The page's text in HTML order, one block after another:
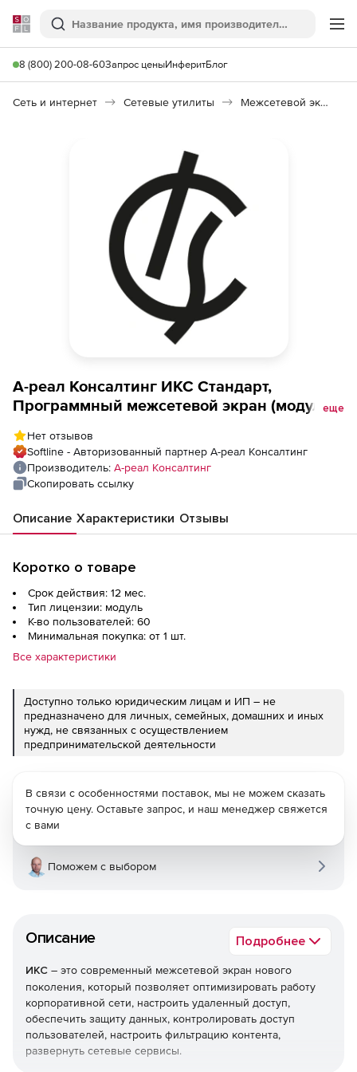
Softline
Поиск
8 (800) 200-08-60Запрос ценыИнферитБлог
Сеть и интернет Сетевые утилиты Межсетевой экран ИКС
А-реал Консалтинг ИКС Стандарт,
Программный межсетевой экран (модуль
1 год для образовательных учреждений),
60 пользователей
еще
Нет отзывов
Softline - Авторизованный партнер А-реал Консалтинг
Производитель: А-реал Консалтинг
Скопировать ссылку
Описание Характеристики Отзывы
Коротко о товаре
Срок действия: 12 мес.
Тип лицензии: модуль
К-во пользователей: 60
Минимальная покупка: от 1 шт.
Все характеристики
Доступно только юридическим лицам и ИП – не
предназначено для личных, семейных, домашних и иных
нужд, не связанных с осуществлением
предпринимательской деятельности
Описание Подробнее
ИКС – это современный межсетевой экран нового
поколения, который позволяет оптимизировать работу
корпоративной сети, настроить удаленный доступ,
обеспечить защиту данных, контролировать доступ
пользователей, настроить фильтрацию контента,
развернуть сетевые сервисы.
В связи с особенностями поставок, мы не можем сказать
точную цену. Оставьте запрос, и наш менеджер свяжется
с вами
Поможем с выбором